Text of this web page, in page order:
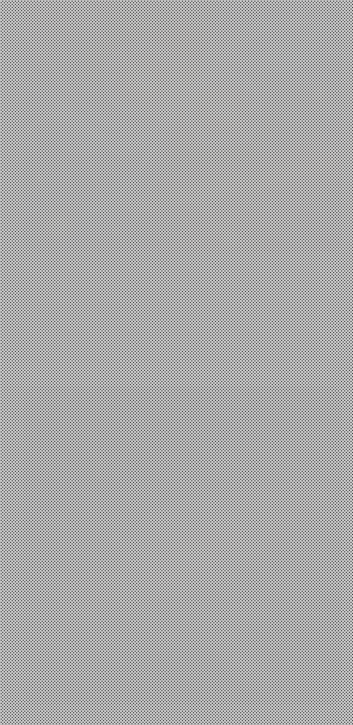
Επιστήμη,Τεχνολογία
Η Κβαντική Τηλεμεταφορά και το Μέλλον του
Κβαντικού Διαδικτύου
Panos A
26 Δεκεμβρίου, 2024
Επιστήμη,Τεχνολογία,Φιλοσοφία